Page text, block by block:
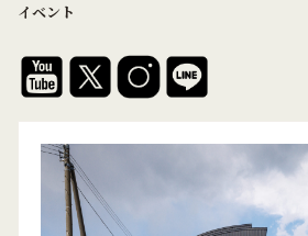
イベント